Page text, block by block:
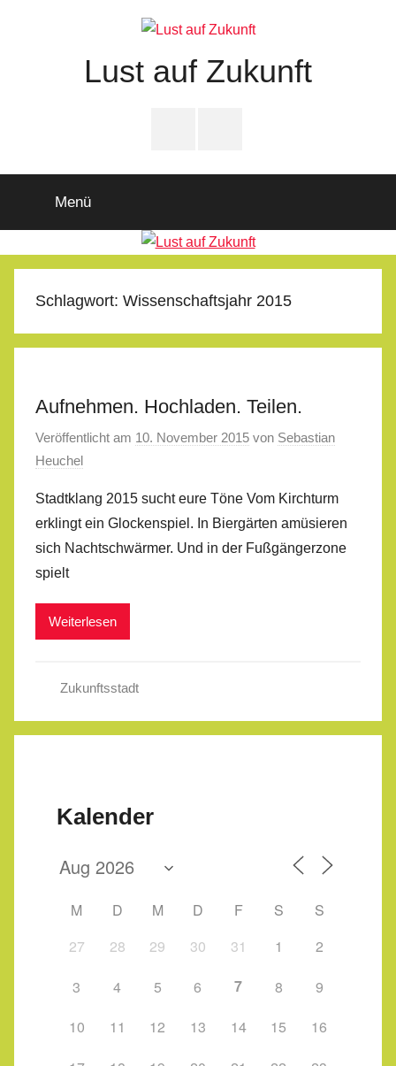
Lust auf Zukunft
Menü
Schlagwort: Wissenschaftsjahr 2015
Aufnehmen. Hochladen. Teilen.
Veröffentlicht am 10. November 2015 von Sebastian
Heuchel
Stadtklang 2015 sucht eure Töne Vom Kirchturm
erklingt ein Glockenspiel. In Biergärten amüsieren
sich Nachtschwärmer. Und in der Fußgängerzone
spielt
Weiterlesen
Zukunftsstadt
Kalender
M D M D F S
S
27
28 29 30 31 1
2
3
4 5 6 7 8
9
10
11 12 13 14 15
16